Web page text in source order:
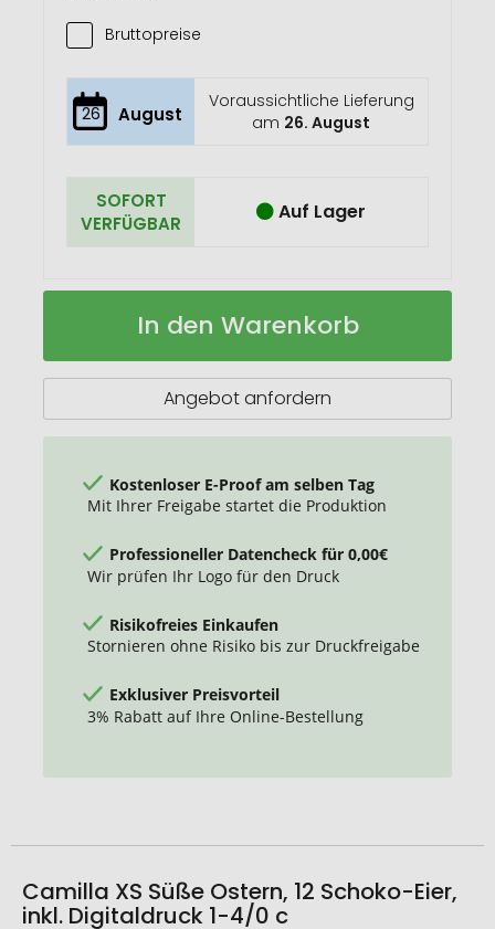
Bruttopreise
26 August
Voraussichtliche Lieferung
am 26. August
SOFORT
VERFÜGBAR
Auf Lager
Camilla
Ostern
Auf
In den Warenkorb
Angebot anfordern
Kostenloser E-Proof am selben Tag
Mit Ihrer Freigabe startet die Produktion
Professioneller Datencheck für 0,00€
Wir prüfen Ihr Logo für den Druck
Risikofreies Einkaufen
Stornieren ohne Risiko bis zur Druckfreigabe
Exklusiver Preisvorteil
3% Rabatt auf Ihre Online-Bestellung
Camilla XS Süße Ostern, 12 Schoko-Eier,
inkl. Digitaldruck 1-4/0 c